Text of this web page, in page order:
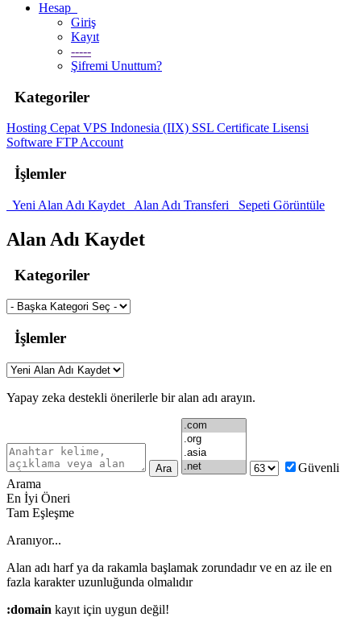
Hesap
Giriş
Kayıt
-----
Şifremi Unuttum?
Kategoriler
Hosting CepatVPS Indonesia (IIX) SSL Certificate Lisensi
Software FTP Account
İşlemler
Yeni Alan Adı Kaydet Alan Adı Transferi Sepeti Görüntüle
Alan Adı Kaydet
Kategoriler
İşlemler
Yapay zeka destekli önerilerle bir alan adı arayın.
Ara
Güvenli
Arama
En İyi Öneri
Tam Eşleşme
Aranıyor...
Alan adı harf ya da rakamla başlamak zorundadırve en az ile en
fazla karakter uzunluğunda olmalıdır
:domain kayıt için uygun değil!